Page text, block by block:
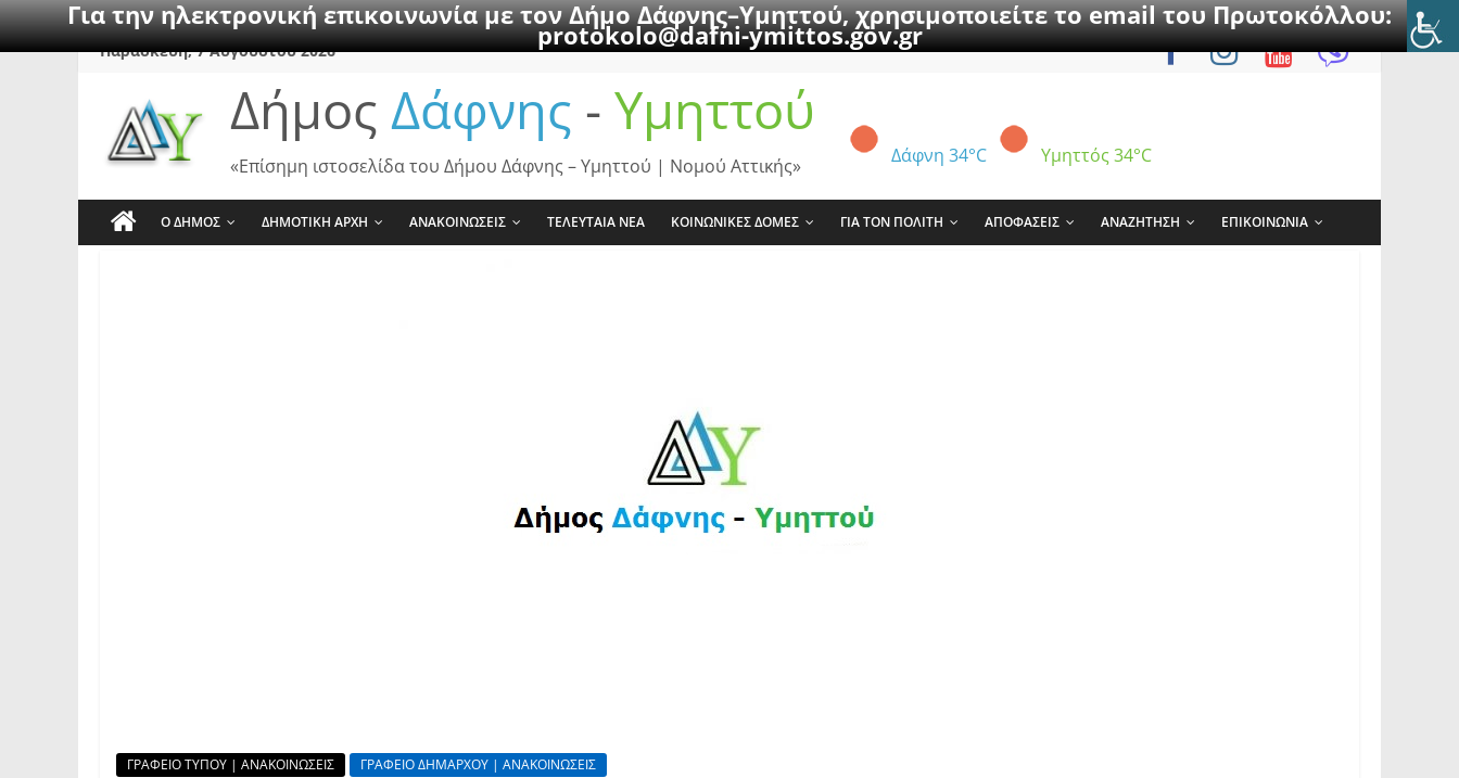
Για την ηλεκτρονική επικοινωνία με τον Δήμο Δάφνης–Υμηττού, χρησιμοποιείτε το email του Πρωτοκόλλου:
protokolo@dafni-ymittos.gov.gr
SkipΠαρασκευή, 7 Αυγούστου 2026
Δήμος Δάφνης - Υμηττού
Δάφνη 34°C Υμηττός 34°C
«Επίσημη ιστοσελίδα του Δήμου Δάφνης – Υμηττού | Νομού Αττικής»
Ο ΔΗΜΟΣ ΔΗΜΟΤΙΚΗ ΑΡΧΗ ΑΝΑΚΟΙΝΩΣΕΙΣ ΤΕΛΕΥΤΑΙΑ ΝΕΑ ΚΟΙΝΩΝΙΚΕΣ ΔΟΜΕΣ ΓΙΑ ΤΟΝ ΠΟΛΙΤΗ ΑΠΟΦΑΣΕΙΣ ΑΝΑΖΗΤΗΣΗ ΕΠΙΚΟΙΝΩΝΙΑ
ΓΡΑΦΕΙΟ ΤΥΠΟΥ | ΑΝΑΚΟΙΝΩΣΕΙΣ ΓΡΑΦΕΙΟ ΔΗΜΑΡΧΟΥ | ΑΝΑΚΟΙΝΩΣΕΙΣ